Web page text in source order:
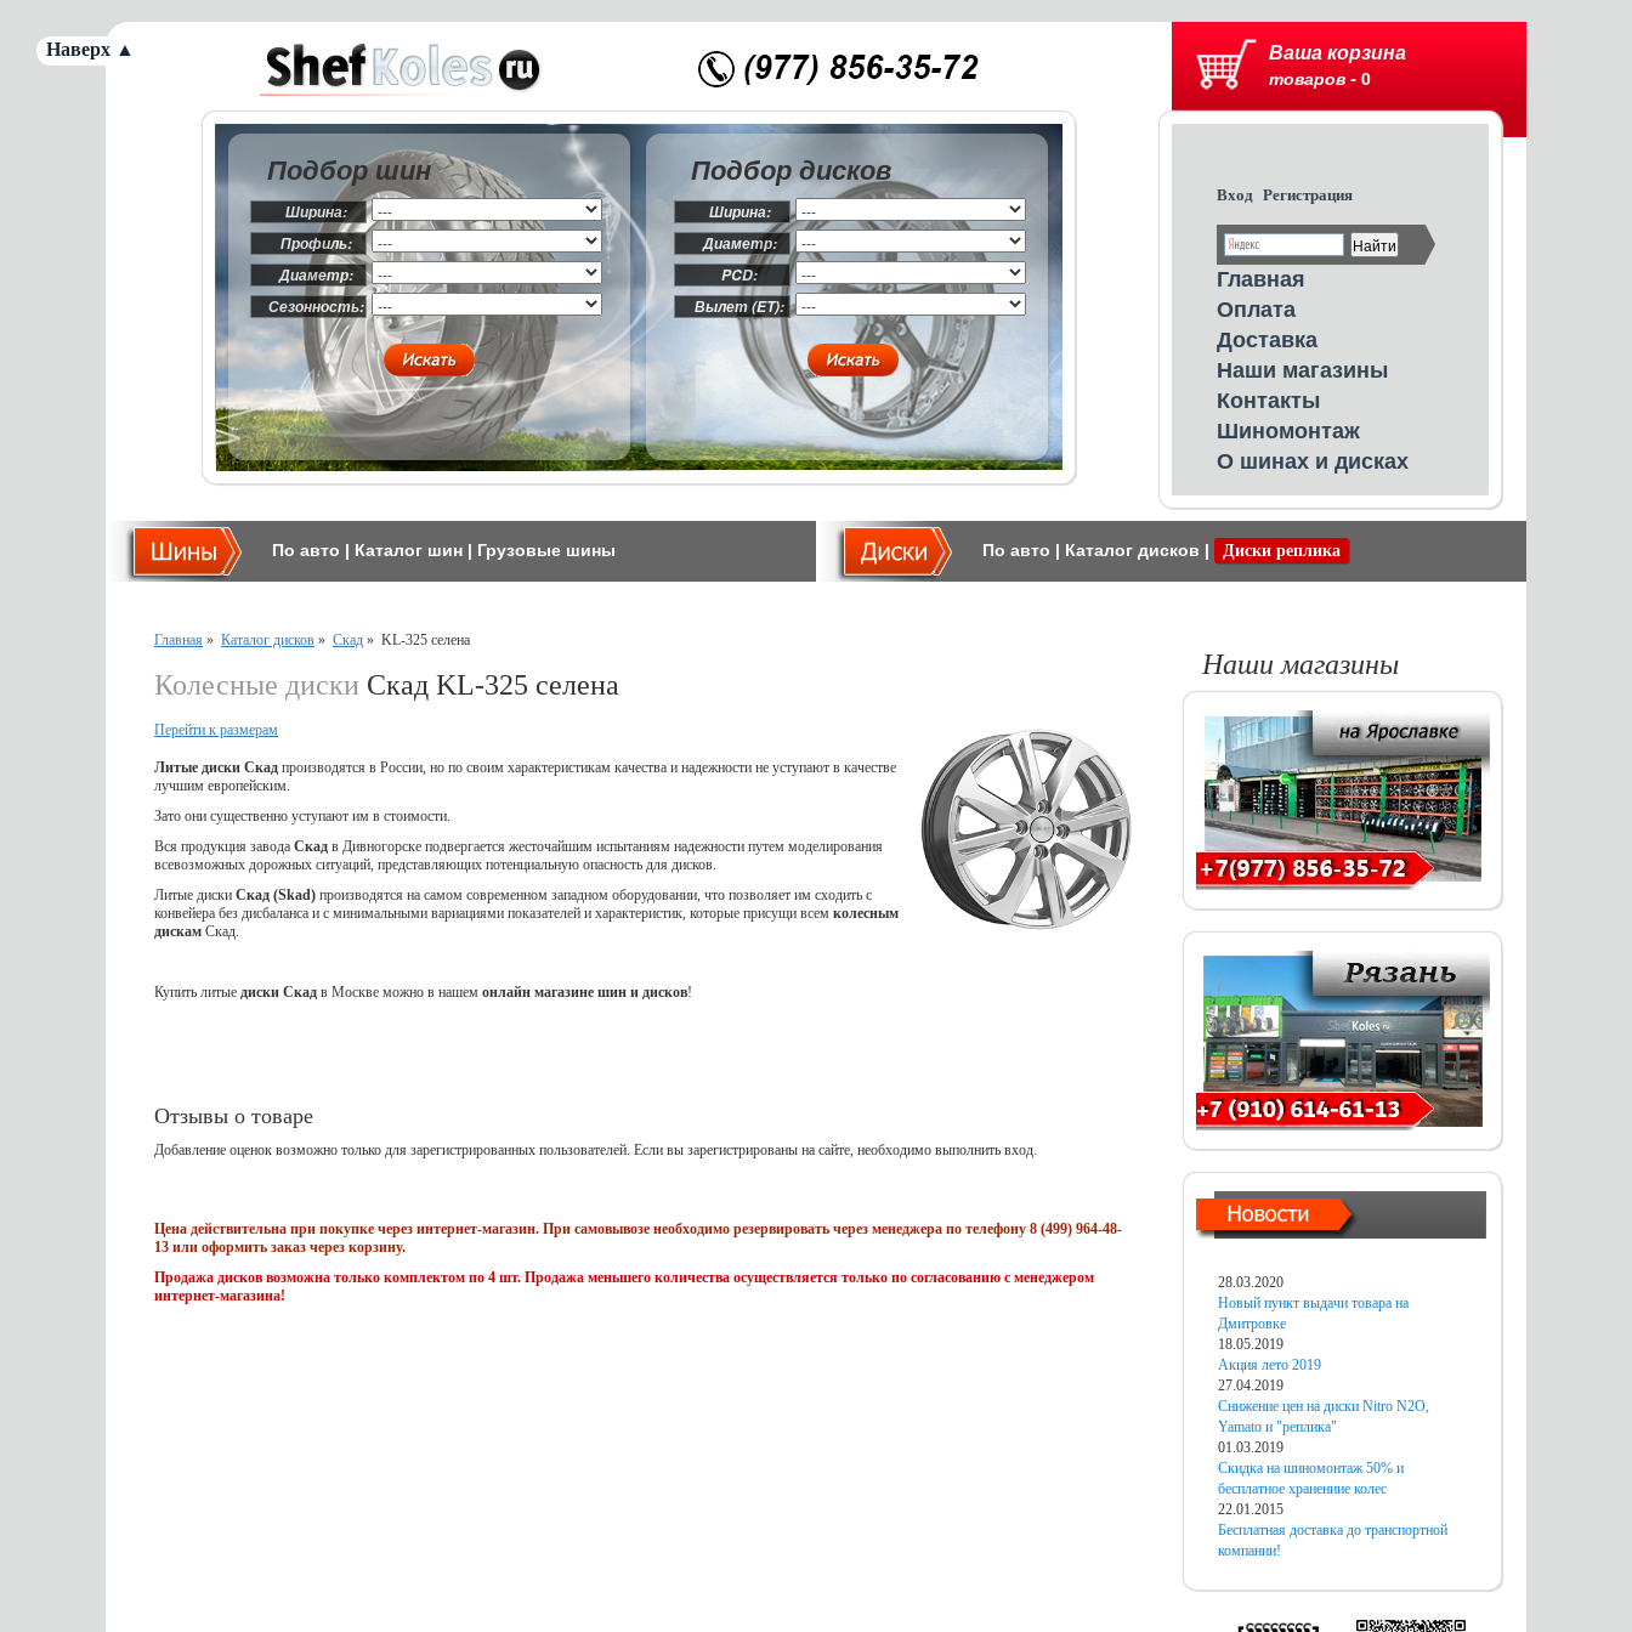
Ваша корзина
товаров - 0
Вход Регистрация
Главная
Оплата
Доставка
Наши магазины
Контакты
Шиномонтаж
О шинах и дисках
Подбор шин
Ширина:
Профиль:
Диаметр:
Сезонность:
Подбор дисков
Ширина:
Диаметр:
PCD:
Вылет (ET):
По авто | Каталог шин | Грузовые шины По авто | Каталог дисков | Диски реплика
Главная » Каталог дисков » Скад » KL-325 селена
Колесные диски Скад KL-325 селена
Перейти к размерам
Литые диски Скад производятся в России, но по своим характеристикам качества и надежности не уступают в качестве
лучшим европейским.
Зато они существенно уступают им в стоимости.
Вся продукция завода Скад в Дивногорске подвергается жесточайшим испытаниям надежности путем моделирования
всевозможных дорожных ситуаций, представляющих потенциальную опасность для дисков.
Литые диски Скад (Skad) производятся на самом современном западном оборудовании, что позволяет им сходить с
конвейера без дисбаланса и с минимальными вариациями показателей и характеристик, которые присущи всем колесным
дискам Скад.
Купить литые диски Скад в Москве можно в нашем онлайн магазине шин и дисков!
Отзывы о товаре
Добавление оценок возможно только для зарегистрированных пользователей. Если вы зарегистрированы на сайте, необходимо выполнить вход.
Цена действительна при покупке через интернет-магазин. При самовывозе необходимо резервировать через менеджера по телефону 8 (499) 964-48-
13 или оформить заказ через корзину.
Продажа дисков возможна только комплектом по 4 шт. Продажа меньшего количества осуществляется только по согласованию с менеджером
интернет-магазина!
Наши магазины
28.03.2020
Новый пункт выдачи товара на
Дмитровке
18.05.2019
Акция лето 2019
27.04.2019
Снижение цен на диски Nitro N2O,
Yamato и "реплика"
01.03.2019
Скидка на шиномонтаж 50% и
бесплатное хранениие колес
22.01.2015
Бесплатная доставка до транспортной
компании!
Наверх ▲